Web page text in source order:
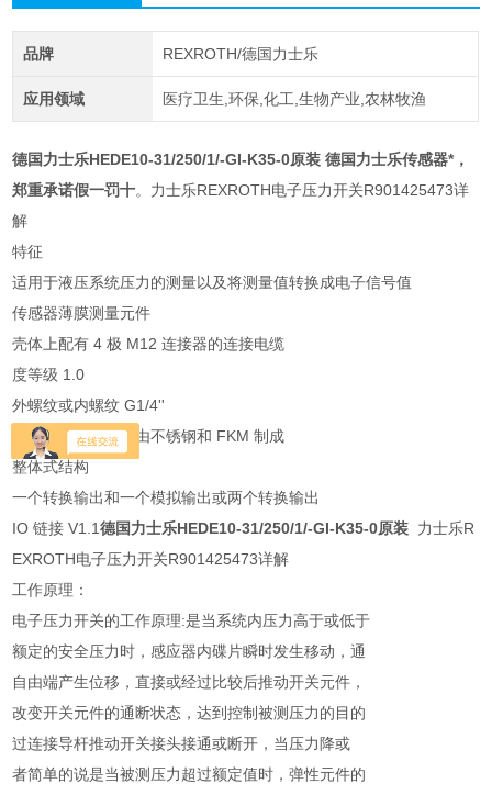
品牌 REXROTH/德国力士乐
应用领域 医疗卫生,环保,化工,生物产业,农林牧渔
德国力士乐HEDE10-31/250/1/-GI-K35-0原装 德国力士乐传感器*，
郑重承诺假一罚十。力士乐REXROTH电子压力开关R901425473详
解
特征
适用于液压系统压力的测量以及将测量值转换成电子信号值
传感器薄膜测量元件
壳体上配有 4 极 M12 连接器的连接电缆
度等级 1.0
外螺纹或内螺纹 G1/4''
与介质接触的组件由不锈钢和 FKM 制成
整体式结构
一个转换输出和一个模拟输出或两个转换输出
IO 链接 V1.1德国力士乐HEDE10-31/250/1/-GI-K35-0原装 力士乐R
EXROTH电子压力开关R901425473详解
工作原理：
电子压力开关的工作原理:是当系统内压力高于或低于
额定的安全压力时，感应器内碟片瞬时发生移动，通
自由端产生位移，直接或经过比较后推动开关元件，
改变开关元件的通断状态，达到控制被测压力的目的
过连接导杆推动开关接头接通或断开，当压力降或
者简单的说是当被测压力超过额定值时，弹性元件的